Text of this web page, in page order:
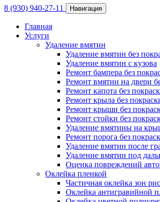
8 (930) 940-27-11 Навигация
Главная
Услуги
Удаление вмятин
Удаление вмятин без
Удаление вмятин с кузова
Ремонт бампера без
Ремонт вмятин на двери
Ремонт капота без
Ремонт крыла без
Ремонт крыши без
Ремонт стойки без
Удаление вмятины на
Ремонт порога без
Удаление вмятин после
Удаление вмятин под
Оценка повреждений
Оклейка пленкой
Частичная оклейка зон
Оклейка антигравийной